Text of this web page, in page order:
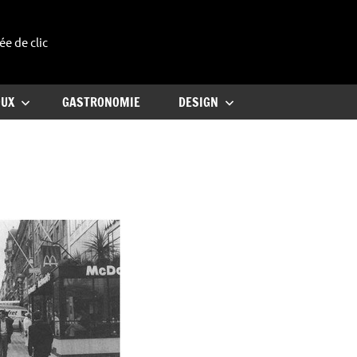
de clic
GASTRONOMIE DESIGN